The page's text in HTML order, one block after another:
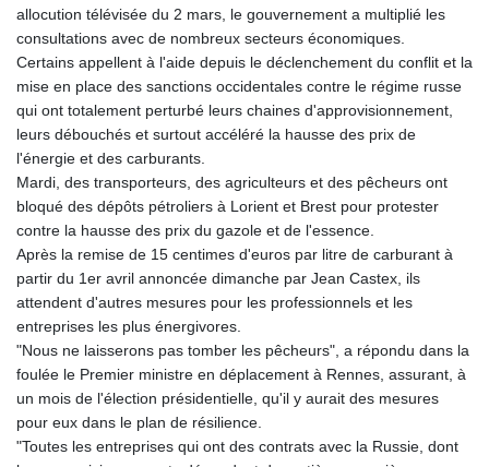
allocution télévisée du 2 mars, le gouvernement a multiplié les
consultations avec de nombreux secteurs économiques.
Certains appellent à l'aide depuis le déclenchement du conflit et la
mise en place des sanctions occidentales contre le régime russe
qui ont totalement perturbé leurs chaines d'approvisionnement,
leurs débouchés et surtout accéléré la hausse des prix de
l'énergie et des carburants.
Mardi, des transporteurs, des agriculteurs et des pêcheurs ont
bloqué des dépôts pétroliers à Lorient et Brest pour protester
contre la hausse des prix du gazole et de l'essence.
Après la remise de 15 centimes d'euros par litre de carburant à
partir du 1er avril annoncée dimanche par Jean Castex, ils
attendent d'autres mesures pour les professionnels et les
entreprises les plus énergivores.
"Nous ne laisserons pas tomber les pêcheurs", a répondu dans la
foulée le Premier ministre en déplacement à Rennes, assurant, à
un mois de l'élection présidentielle, qu'il y aurait des mesures
pour eux dans le plan de résilience.
"Toutes les entreprises qui ont des contrats avec la Russie, dont